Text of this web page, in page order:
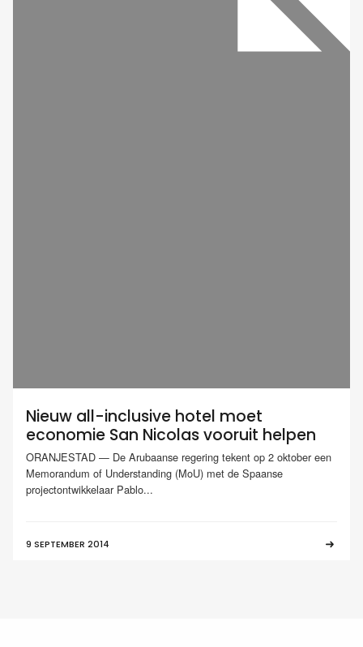
Nieuw all-inclusive hotel moet
economie San Nicolas vooruit helpen
ORANJESTAD — De Arubaanse regering tekent op 2 oktober een
Memorandum of Understanding (MoU) met de Spaanse
projectontwikkelaar Pablo...
9 SEPTEMBER 2014